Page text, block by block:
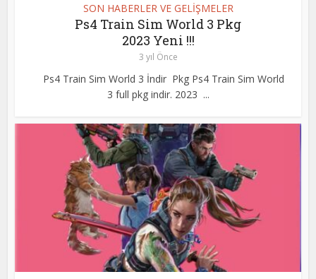
SON HABERLER VE GELİŞMELER
Ps4 Train Sim World 3 Pkg
2023 Yeni !!!
3 yıl Önce
Ps4 Train Sim World 3 İndir Pkg Ps4 Train Sim World
3 full pkg indir. 2023 ...